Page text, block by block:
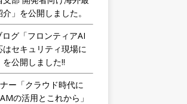
」を公開しました。
ログ「フロンティアAI
はセキュリティ現場に
を公開しました!!
ー「クラウド時代に
の活用とこれから」